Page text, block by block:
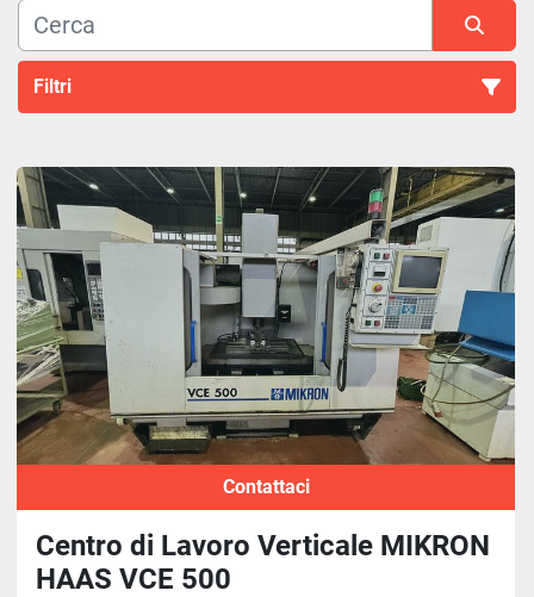
Filtri
Ordina per
Contattaci
Centro di Lavoro Verticale MIKRON
HAAS VCE 500